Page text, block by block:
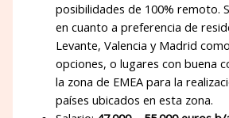
posibilidades de 100% remoto.
en cuanto a preferencia de
Levante, Valencia y Madrid
opciones, o lugares con buena
la zona de EMEA para la
países ubicados en esta zona.